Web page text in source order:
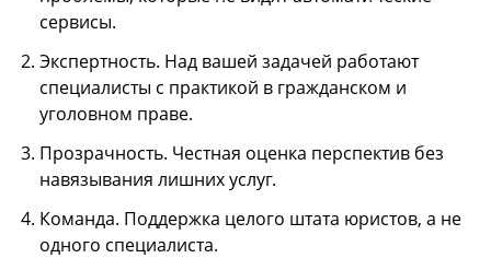
сервисы.
Экспертность. Над вашей задачей работают
специалисты с практикой в гражданском и
уголовном праве.
Прозрачность. Честная оценка перспектив без
навязывания лишних услуг.
Команда. Поддержка целого штата юристов, а не
одного специалиста.